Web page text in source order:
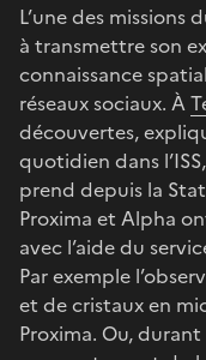
L’une des missions
à transmettre son
connaissance
réseaux sociaux. À
découvertes,
quotidien dans
prend depuis la
Proxima et Alpha
avec l’aide du
Par exemple
et de cristaux en
Proxima. Ou,